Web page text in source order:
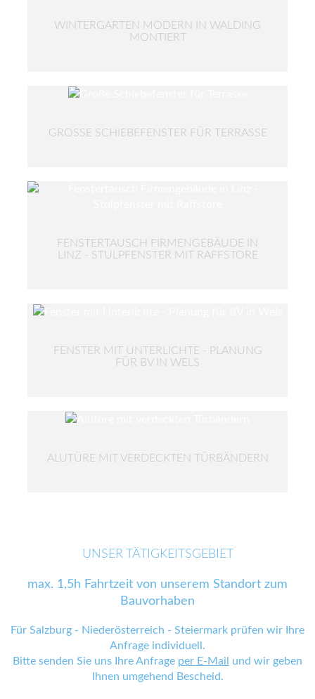
WINTERGARTEN MODERN IN WALDING
MONTIERT
GROSSE SCHIEBEFENSTER FÜR TERRASSE
FENSTERTAUSCH FIRMENGEBÄUDE IN
LINZ - STULPFENSTER MIT RAFFSTORE
FENSTER MIT UNTERLICHTE - PLANUNG
FÜR BV IN WELS
ALUTÜRE MIT VERDECKTEN TÜRBÄNDERN
UNSER TÄTIGKEITSGEBIET
max. 1,5h Fahrtzeit von unserem Standort zum
Bauvorhaben
Für Salzburg - Niederösterreich - Steiermark prüfen wir Ihre
Anfrage individuell.
Bitte senden Sie uns Ihre Anfrage per E-Mail
und wir geben
Ihnen umgehend Bescheid.